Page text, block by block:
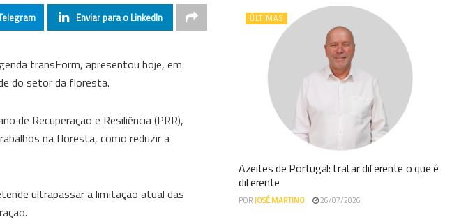
Enviar para o LinkedIn
transForm, apresentou hoje, em
do setor da floresta.
de Recuperação e Resiliência (PRR),
na floresta, como reduzir a
ultrapassar a limitação atual das
ÚLTIMAS
Azeites de Portugal: tratar diferente o que é
diferente
PORJOSÉ MARTINO 26/07/2026